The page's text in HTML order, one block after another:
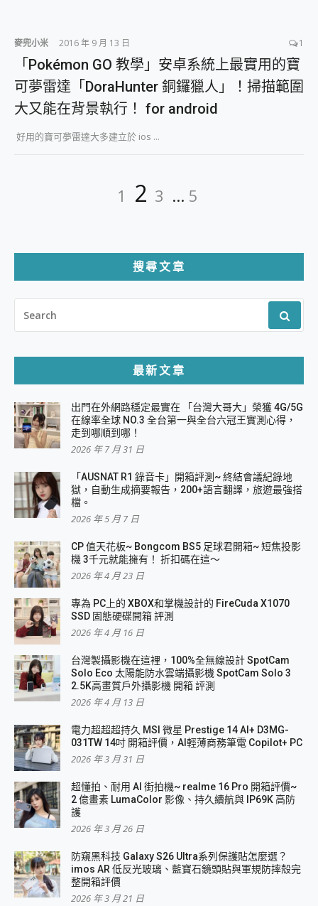
麥兜小米 2016 年 9 月 13 日 1
「Pokémon GO 教學」安卓系統上最實用的寶
可夢雷達「DoraHunter 銅鑼獵人」！掃描範圍
大又能在背景執行！ for android
好用的寶可夢雷達大多建立於 ios ...
頁
Page
1 Page
2 Page
3 ... Page
5
搜尋文章
FOR:
最新文章
出門在外網路穩定最實在 「台灣大哥大」榮獲 4G/5G
在線率全球 NO.3 全台第一與全台六冠王實測心得，
走到哪順到哪！
2026 年 7 月 31 日
「AUSNAT R1 錄音卡」開箱評測~ 終結會議紀錄地
獄，自動生成摘要報告，200+語言翻譯，旅遊最強搭
檔。
2026 年 5 月 7 日
CP 值天花板~ Bongcom BS5 足球君開箱~ 短焦投影
機 3千元就能擁有！ 折扣碼在這～
2026 年 4 月 23 日
專為 PC上的 XBOX和掌機設計的 FireCuda X1070
SSD 固態硬碟開箱 評測
2026 年 4 月 16 日
台灣製攝影機在這裡，100%全無線設計 SpotCam
Solo Eco 太陽能防水雲端攝影機 SpotCam Solo 3
2.5K高畫質戶外攝影機 開箱 評測
2026 年 4 月 13 日
電力超超超持久 MSI 微星 Prestige 14 AI+ D3MG-
031TW 14吋 開箱評價，AI輕薄商務筆電 Copilot+ PC
2026 年 3 月 31 日
超懂拍、耐用 AI 街拍機~ realme 16 Pro 開箱評價~
2 億畫素 LumaColor 影像、持久續航與 IP69K 高防
護
2026 年 3 月 26 日
防窺黑科技 Galaxy S26 Ultra系列保護貼怎麼選？
imos AR 低反光玻璃、藍寶石鏡頭貼與軍規防摔殼完
整開箱評價
2026 年 3 月 21 日